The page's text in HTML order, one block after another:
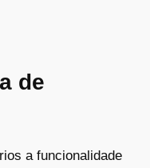
de
a funcionalidade